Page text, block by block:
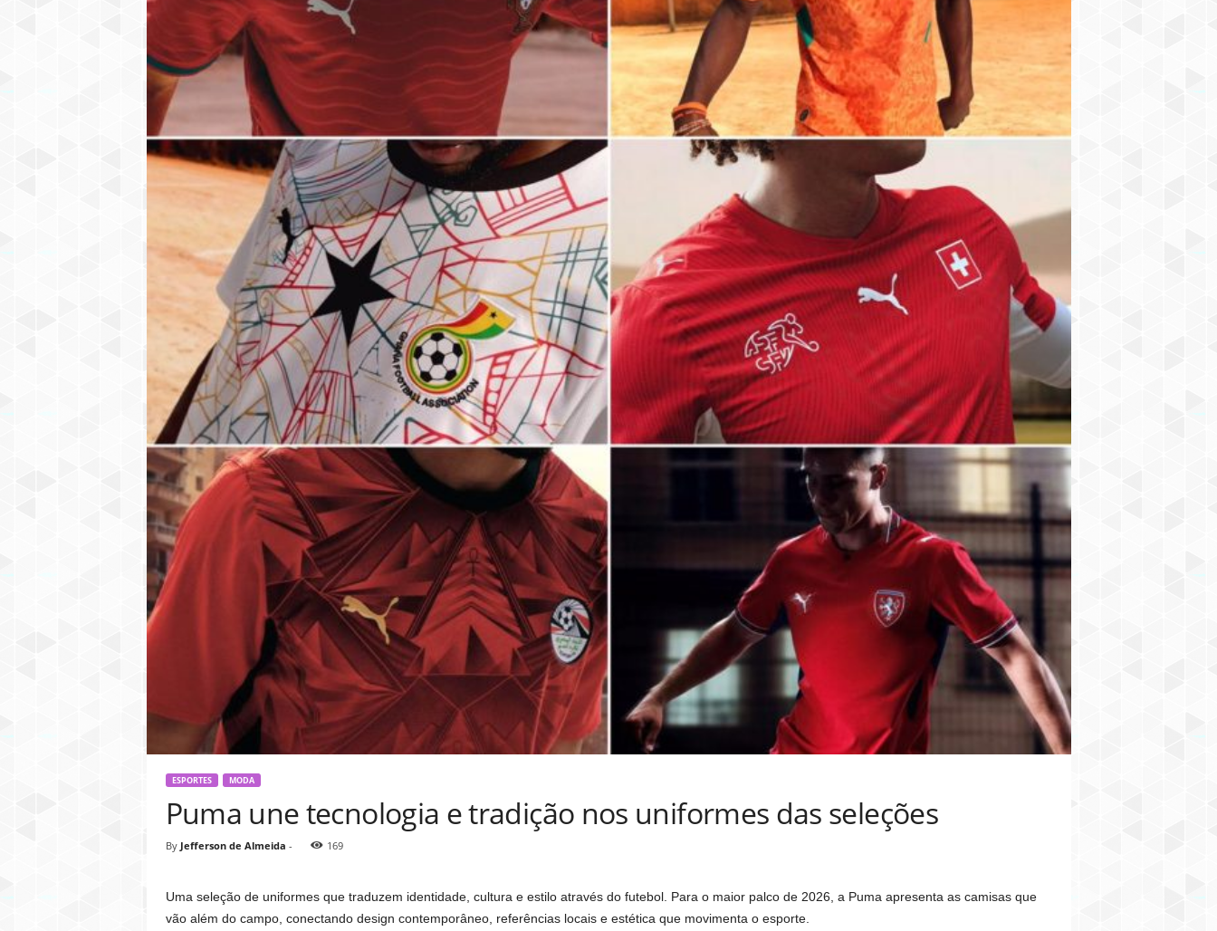
ESPORTES MODA
Puma une tecnologia e tradição nos uniformes das seleções
By Jefferson de Almeida - 169
Uma seleção de uniformes que traduzem identidade, cultura e estilo através do futebol. Para o maior palco de 2026, a Puma apresenta as camisas que
vão além do campo, conectando design contemporâneo, referências locais e estética que movimenta o esporte.